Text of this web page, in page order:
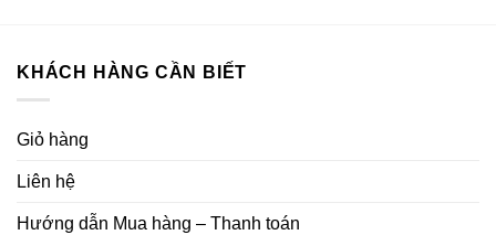
KHÁCH HÀNG CẦN BIẾT
Giỏ hàng
Liên hệ
Hướng dẫn Mua hàng – Thanh toán